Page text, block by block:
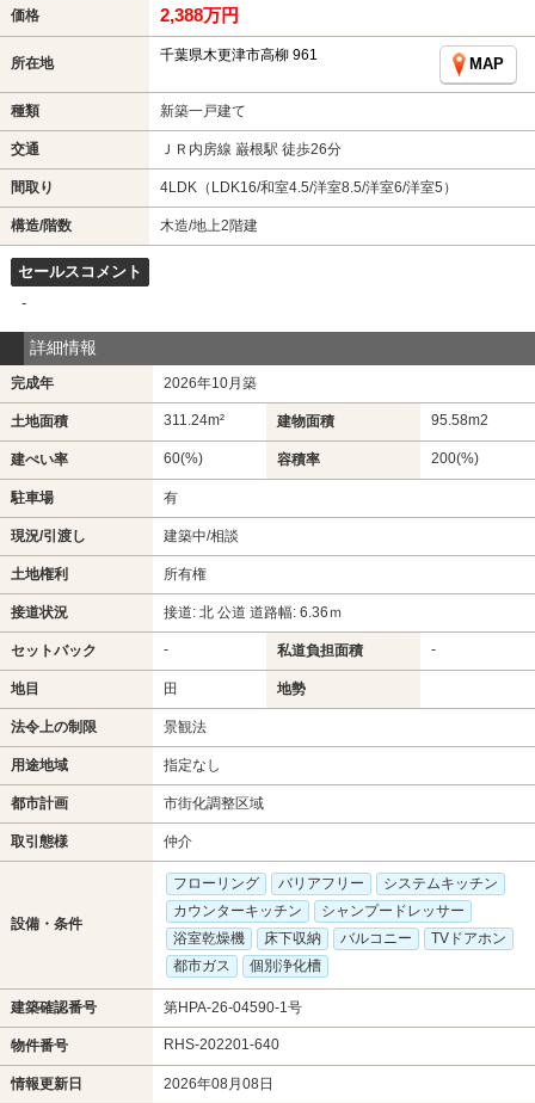
価格 2,388万円
所在地 千葉県木更津市高柳 961
MAP
種類 新築一戸建て
交通 ＪＲ内房線 巌根駅 徒歩26分
間取り 4LDK（LDK16/和室4.5/洋室8.5/洋室6/洋室5）
構造/階数 木造/地上2階建
セールスコメント
-
詳細情報
完成年 2026年10月築
土地面積 311.24m² 建物面積 95.58m2
建ぺい率 60(%) 容積率 200(%)
駐車場 有
現況/引渡し 建築中/相談
土地権利 所有権
接道状況 接道: 北 公道 道路幅: 6.36ｍ
セットバック - 私道負担面積 -
地目 田 地勢
法令上の制限 景観法
用途地域 指定なし
都市計画 市街化調整区域
取引態様 仲介
設備・条件
フローリング バリアフリー
システムキッチン
カウンターキッチン
シャンプードレッサー
浴室乾燥機
床下収納 バルコニー
TVドアホン
都市ガス
個別浄化槽
建築確認番号 第HPA-26-04590-1号
物件番号 RHS-202201-640
情報更新日 2026年08月08日